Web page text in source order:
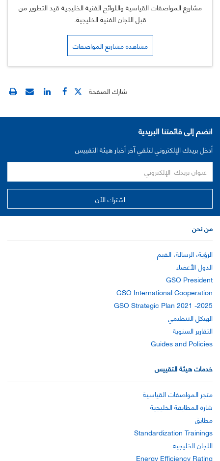
مشاريع المواصفات القياسية واللوائح الفنية الخليجية قيد التطوير من
قبل اللجان الفنية الخليجية.
مشاهدة مشاريع المواصفات
شارك الصفحة
انضم إلى قائمتنا البريدية
أدخل بريدك الإلكتروني لتلقي آخر أخبار هيئة التقييس
من نحن
الرؤية، الرسالة، القيم
الدول الأعضاء
GSO President
GSO International Cooperation
GSO Strategic Plan 2021 -2025
الهيكل التنظيمي
التقارير السنوية
Guides and Policies
خدمات هيئة التقييس
متجر المواصفات القياسية
شارة المطابقة الخليجية
مطابق
Standardization Trainings
اللجان الخليجية
Energy Efficiency Rating